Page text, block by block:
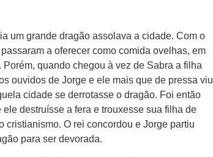
um grande dragão assolava a cidade. Com o
a oferecer como comida ovelhas, em
quando chegou à vez de Sabra a filha
ouvidos de Jorge e ele mais que de pressa viu
cidade se derrotasse o dragão. Foi então
destruísse a fera e trouxesse sua filha de
cristianismo. O rei concordou e Jorge partiu
para ser devorada.